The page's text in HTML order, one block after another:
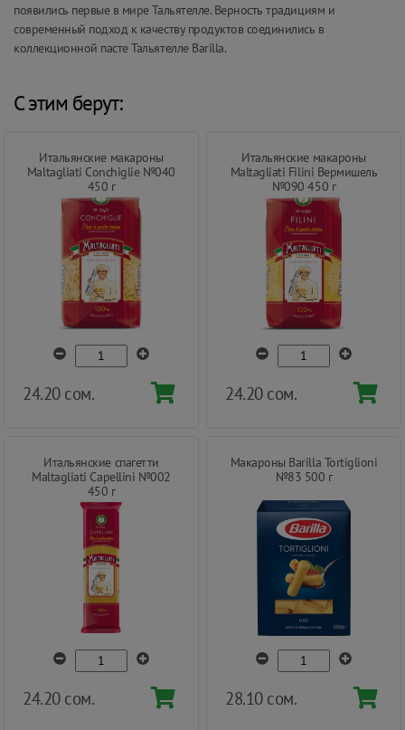
появились первые в мире Тальятелле. Верность традициям и
современный подход к качеству продуктов соединились в
коллекционной пасте Тальятелле Barilla.
С этим берут:
Итальянские макароны
Maltagliati Conchiglie №040
450 г
24.20 сом.
Итальянские макароны
Maltagliati Filini Вермишель
№090 450 г
24.20 сом.
Итальянские спагетти
Maltagliati Capellini №002
450 г
24.20 сом.
Макароны Barilla Tortiglioni
№83 500 г
28.10 сом.